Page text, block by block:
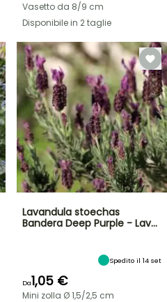
Vasetto da 8/9 cm
Disponibile in 2 taglie
Lavandula stoechas
Bandera Deep Purple - Lav…
Spedito il 14 set
Da1,05 €
Mini zolla Ø 1,5/2,5 cm